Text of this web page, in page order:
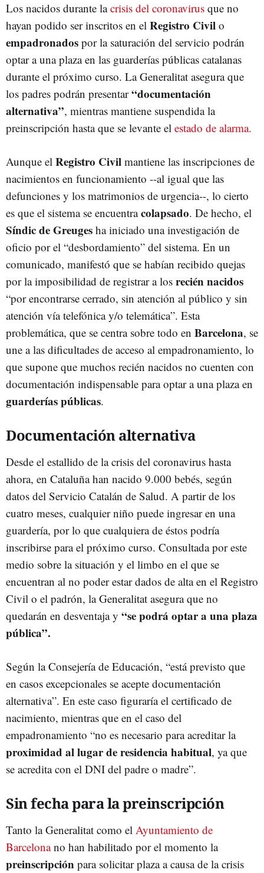
Los nacidos durante la crisis del coronavirus que no
hayan podido ser inscritos en el Registro Civil o
empadronados por la saturación del servicio podrán
optar a una plaza en las guarderías públicas catalanas
durante el próximo curso. La Generalitat asegura que
los padres podrán presentar“documentación
alternativa”, mientras mantiene suspendida la
preinscripción hasta que se levante el estado de alarma.
Aunque el Registro Civil mantiene las inscripciones de
nacimientos en funcionamiento --al igual que las
defunciones y los matrimonios de urgencia--, lo cierto
es que el sistema se encuentracolapsado. De hecho, el
Síndic de Greuges ha iniciado una investigación de
oficio por el “desbordamiento” del sistema. En un
comunicado, manifestó que se habían recibido quejas
por la imposibilidad de registrar a los recién nacidos
“por encontrarse cerrado, sin atención al público y sin
atención vía telefónica y/o telemática”. Esta
problemática, que se centra sobre todo en Barcelona, se
une a las dificultades de acceso al empadronamiento, lo
que supone que muchos recién nacidos no cuenten con
documentación indispensable para optar a una plaza en
guarderías públicas.
Documentación alternativa
Desde el estallido de la crisis del coronavirus hasta
ahora, en Cataluña han nacido 9.000 bebés, según
datos del Servicio Catalán de Salud. A partir de los
cuatro meses, cualquier niño puede ingresar en una
guardería, por lo que cualquiera de éstos podría
inscribirse para el próximo curso. Consultada por este
medio sobre la situación y el limbo en el que se
encuentran al no poder estar dados de alta en el Registro
Civil o el padrón, la Generalitat asegura que no
quedarán en desventaja y “se podrá optar a una plaza
pública”.
Según la Consejería de Educación, “está previsto que
en casos excepcionales se acepte documentación
alternativa”. En este caso figuraría el certificado de
nacimiento, mientras que en el caso del
empadronamiento “no es necesario para acreditar la
proximidad al lugar de residencia habitual, ya que
se acredita con el DNI del padre o madre”.
Sin fecha para la preinscripción
Tanto la Generalitat como el Ayuntamiento de
Barcelonano han habilitado por el momento la
preinscripción para solicitar plaza a causa de la crisis